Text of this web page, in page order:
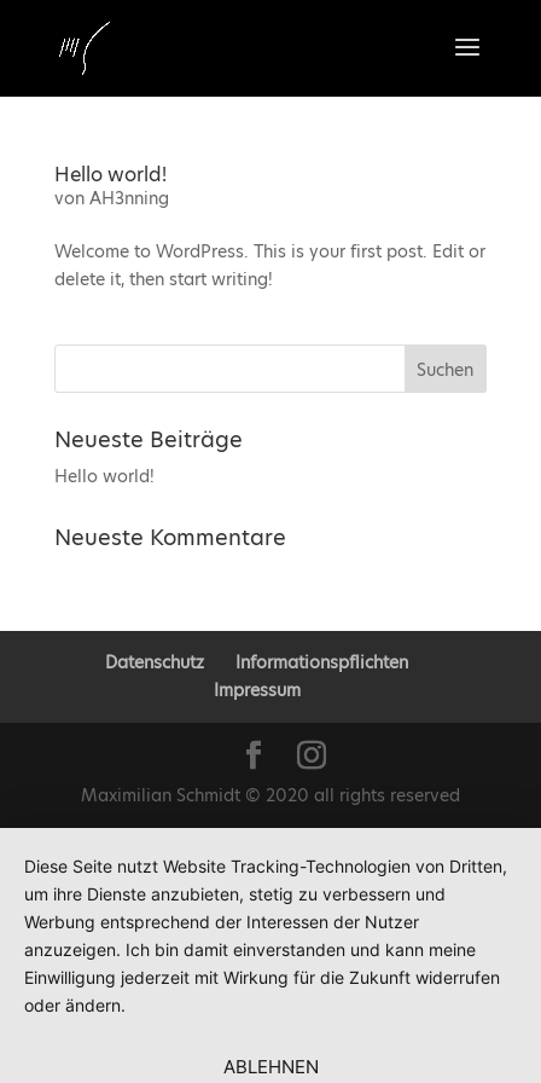
Hello world!
von AH3nning
Welcome to WordPress. This is your first post. Edit or
delete it, then start writing!
Neueste Beiträge
Hello world!
Neueste Kommentare
Datenschutz
Informationspflichten
Impressum
Maximilian Schmidt © 2020 all rights reserved
Diese Seite nutzt Website Tracking-Technologien von Dritten,
um ihre Dienste anzubieten, stetig zu verbessern und
Werbung entsprechend der Interessen der Nutzer
anzuzeigen. Ich bin damit einverstanden und kann meine
Einwilligung jederzeit mit Wirkung für die Zukunft widerrufen
oder ändern.
ABLEHNEN